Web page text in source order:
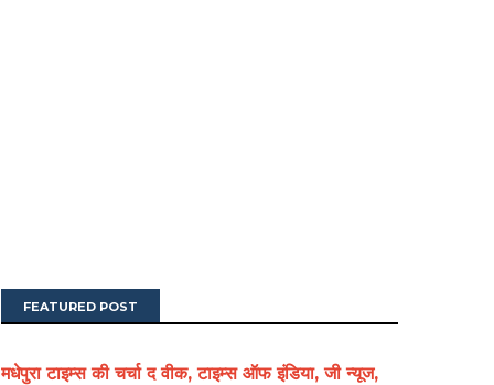
FEATURED POST
मधेपुरा टाइम्स की चर्चा द वीक, टाइम्स ऑफ इंडिया, जी न्यूज,